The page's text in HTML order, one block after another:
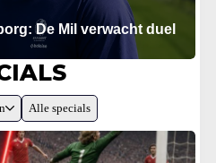
De Mil verwacht duel
Alle specials